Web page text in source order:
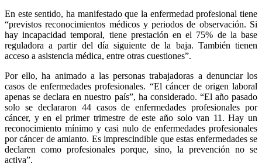
En este sentido, ha manifestado que la enfermedad profesional tiene
“previstos reconocimientos médicos y periodos de observación. Si
hay incapacidad temporal, tiene prestación en el 75% de la base
reguladora a partir del día siguiente de la baja. También tienen
acceso a asistencia médica, entre otras cuestiones”.
Por ello, ha animado a las personas trabajadoras a denunciar los
casos de enfermedades profesionales. “El cáncer de origen laboral
apenas se declara en nuestro país”, ha considerado. “El año pasado
solo se declararon 44 casos de enfermedades profesionales por
cáncer, y en el primer trimestre de este año solo van 11. Hay un
reconocimiento mínimo y casi nulo de enfermedades profesionales
por cáncer de amianto. Es imprescindible que estas enfermedades se
declaren como profesionales porque, sino, la prevención no se
activa”.